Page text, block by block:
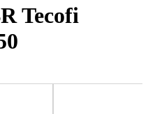
Tecofi